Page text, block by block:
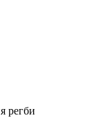
регби